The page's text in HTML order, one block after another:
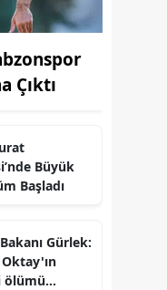
Çıktı
Büyük
Başladı
Gürlek:
ölümü